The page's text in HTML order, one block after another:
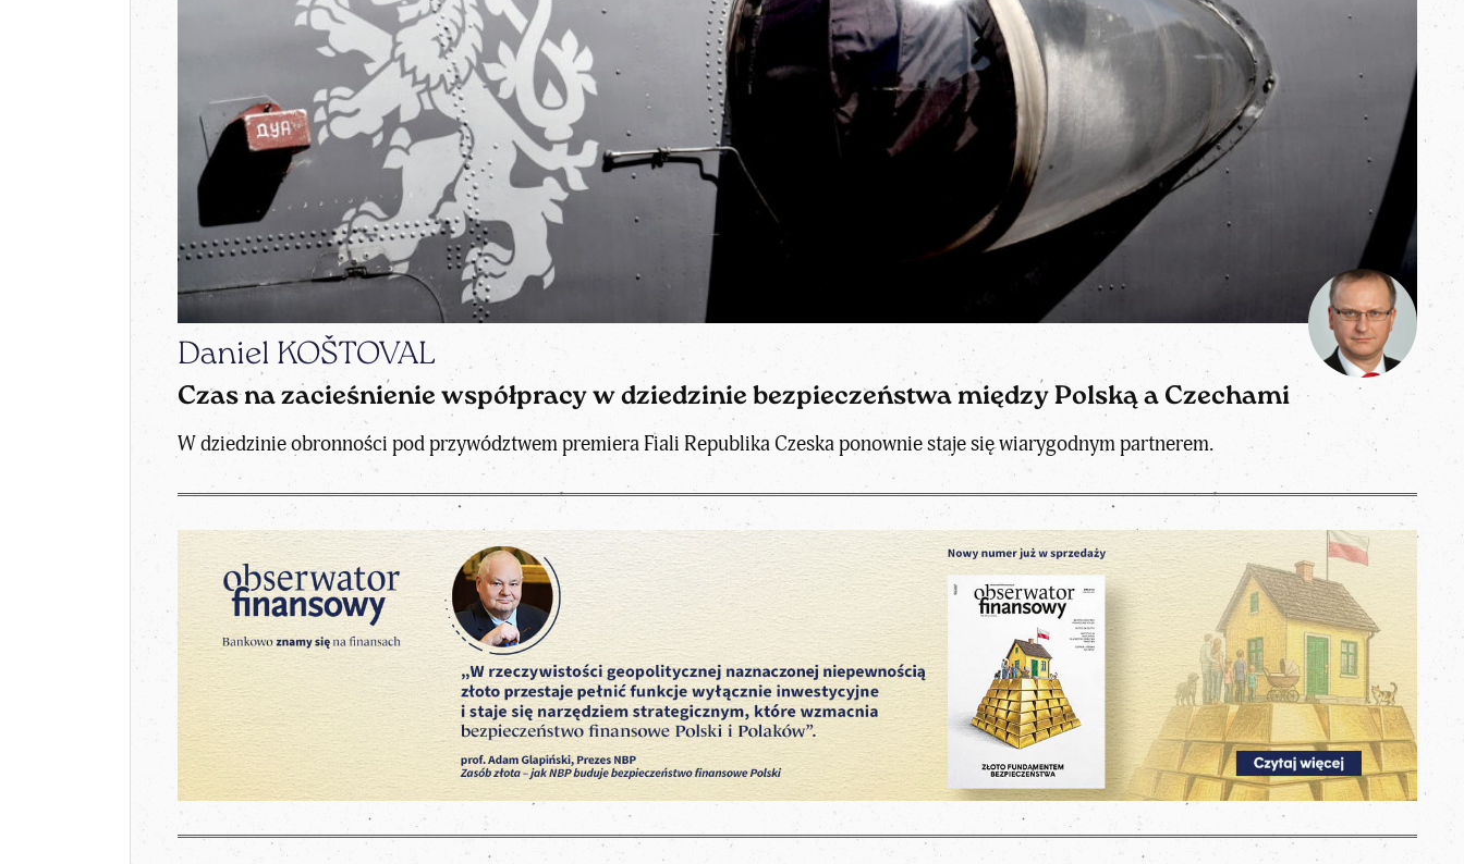
Daniel KOŠTOVAL
Czas na zacieśnienie współpracy w dziedzinie bezpieczeństwa między Polską a Czechami
W dziedzinie obronności pod przywództwem premiera Fiali Republika Czeska ponownie staje się wiarygodnym partnerem.